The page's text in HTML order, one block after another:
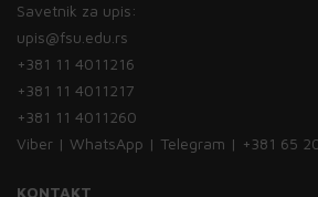
Savetnik za upis:
upis@fsu.edu.rs
+381 11 4011216
+381 11 4011217
+381 11 4011260
Viber | WhatsApp | Telegram | +381 65
KONTAKT